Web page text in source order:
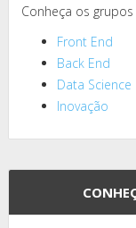
Conheça os
Front End
Back End
Data Science
Inovação